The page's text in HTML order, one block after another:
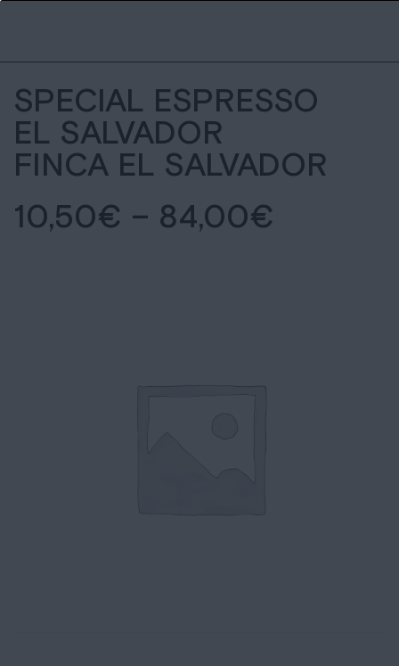
SPECIAL ESPRESSO
EL SALVADOR
FINCA EL SALVADOR
10,50€ – 84,00€